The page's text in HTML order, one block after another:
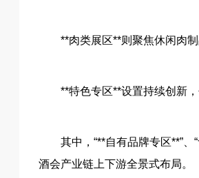
**肉类展区**则聚焦休闲肉
**特色专区**设置持续创新
其中，“**自有品牌专区**”
酒会产业链上下游全景式布局。